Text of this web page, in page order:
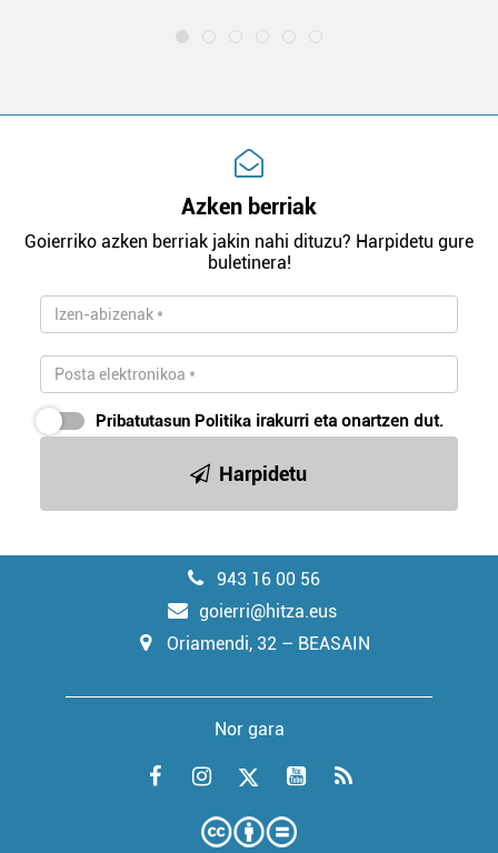
Azken berriak
Goierriko azken berriak jakin nahi dituzu? Harpidetu gure
buletinera!
Pribatutasun Politika irakurri eta onartzen dut.
Harpidetu
943 16 00 56
goierri@hitza.eus
Oriamendi, 32 – BEASAIN
Nor gara